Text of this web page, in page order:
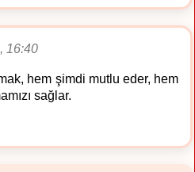
16:40
hem şimdi mutlu eder, hem
sağlar.